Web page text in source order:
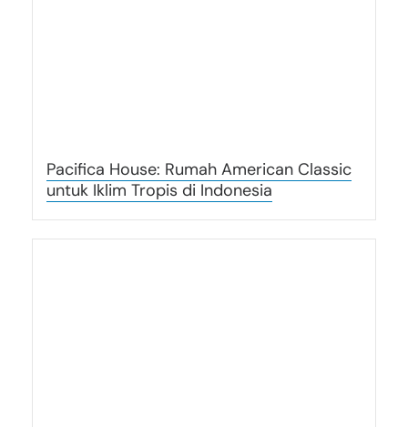
Pacifica House: Rumah American Classic
untuk Iklim Tropis di Indonesia